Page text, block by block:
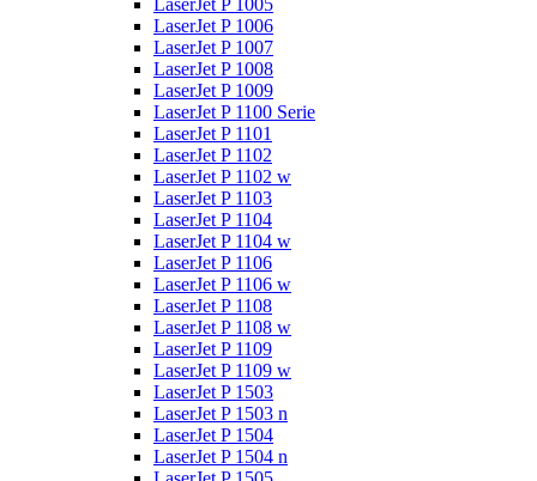
LaserJet P 1006
LaserJet P 1007
LaserJet P 1008
LaserJet P 1009
LaserJet P 1100 Serie
LaserJet P 1101
LaserJet P 1102
LaserJet P 1102 w
LaserJet P 1103
LaserJet P 1104
LaserJet P 1104 w
LaserJet P 1106
LaserJet P 1106 w
LaserJet P 1108
LaserJet P 1108 w
LaserJet P 1109
LaserJet P 1109 w
LaserJet P 1503
LaserJet P 1503 n
LaserJet P 1504
LaserJet P 1504 n